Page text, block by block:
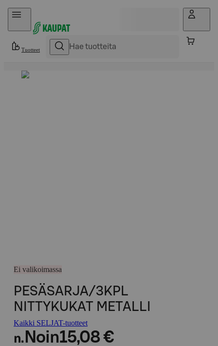
Hyppää sisältöön
Tuotteet
Ei valikoimassa
PESÄSARJA/3KPL
NITTYKUKAT METALLI
Kaikki SELJAT-tuotteet
n. Noin15,08 €